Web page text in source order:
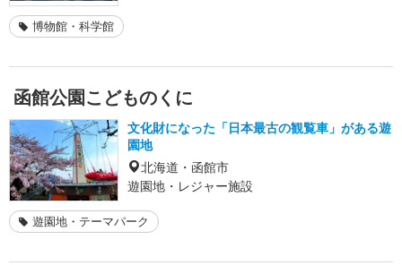
博物館・科学館
函館公園こどものくに
文化財になった「日本最古の観覧車」がある遊
園地
北海道・函館市
遊園地・レジャー施設
遊園地・テーマパーク